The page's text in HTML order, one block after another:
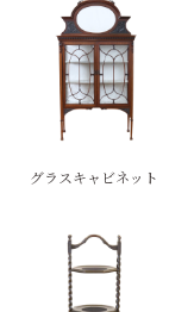
グラスキャビネット